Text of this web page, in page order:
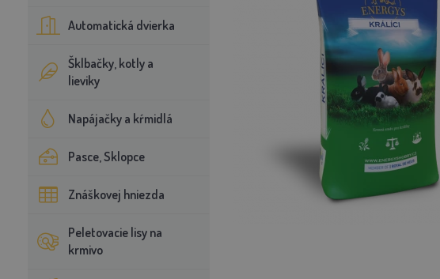
Automatická dvierka
Šklbačky, kotly a
lieviky
Napájačky a kŕmidlá
Pasce, Sklopce
Znáškovej hniezda
Peletovacie lisy na
krmivo